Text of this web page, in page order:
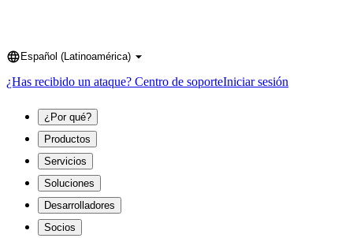
Language
Español (Latinoamérica)
¿Has recibido un ataque? Centro de soporteIniciar sesión
¿Por qué?
Productos
Servicios
Soluciones
Desarrolladores
Socios